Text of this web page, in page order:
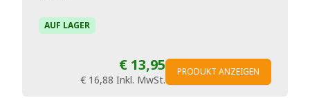
AUF LAGER
€ 13,95
€ 16,88 Inkl. MwSt.
PRODUKT ANZEIGEN